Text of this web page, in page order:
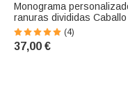
Monograma
ranuras divididas Caballo
Estuche de cuero con
Accesorios portátiles Viaje
Cumpleaños Regalo para
(4)
37,00 €